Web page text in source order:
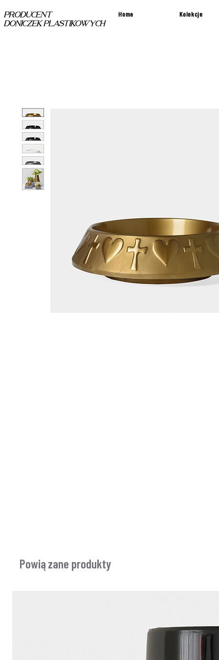
Home Kolekcje
PRODUCENT
DONICZEK PLASTIKOWYCH
Powiązane produkty